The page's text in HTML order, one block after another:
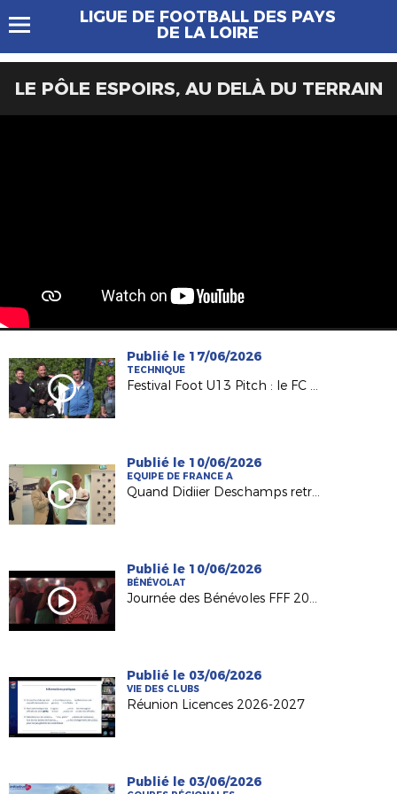
LIGUE DE FOOTBALL DES PAYS
DE LA LOIRE
LE PÔLE ESPOIRS, AU DELÀ DU TERRAIN
Publié le 17/06/2026
TECHNIQUE
Festival Foot U13 Pitch : le FC Chalonnes Chaudefonds club support à l'organisation
Publié le 10/06/2026
EQUIPE DE FRANCE A
Quand Didiier Deschamps retrouve ses racines nantaises...
Publié le 10/06/2026
BÉNÉVOLAT
Journée des Bénévoles FFF 2026
Publié le 03/06/2026
VIE DES CLUBS
Réunion Licences 2026-2027
Publié le 03/06/2026